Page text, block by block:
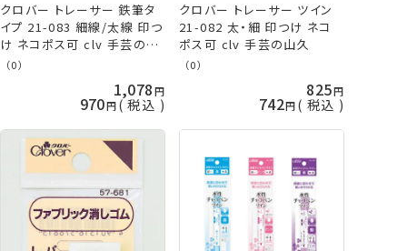
クロバー トレーサー 鉄筆タ
イプ 21-083 細線/太線 印つ
け ネコポス可 clv 手芸の山
久
（0）
1,078
970 税込
クロバー トレーサー ツイン
21-082 太・細 印つけ ネコ
ポス可 clv 手芸の山久
（0）
825
742 税込